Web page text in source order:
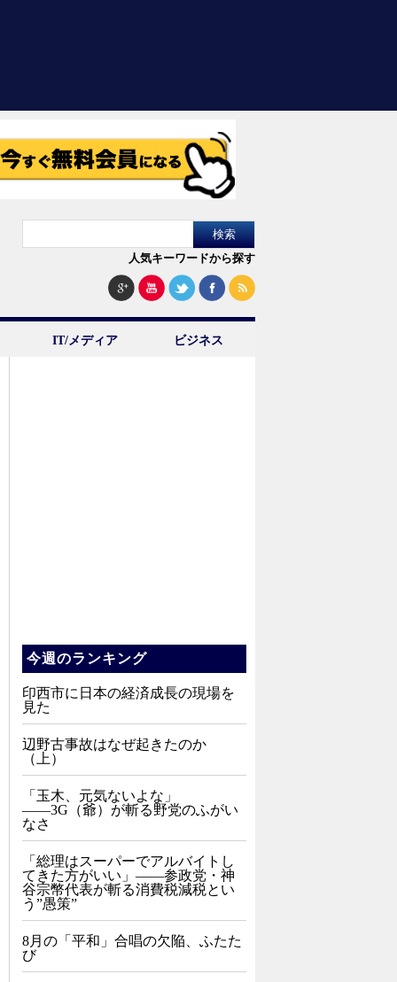
人気キーワードから探す
IT/メディア ビジネス
今週のランキング
印西市に日本の経済成長の現場を
見た
辺野古事故はなぜ起きたのか
（上）
「玉木、元気ないよな」
――3G（爺）が斬る野党のふがい
なさ
「総理はスーパーでアルバイトし
てきた方がいい」――参政党・神
谷宗幣代表が斬る消費税減税とい
う”愚策”
8月の「平和」合唱の欠陥、ふたた
び